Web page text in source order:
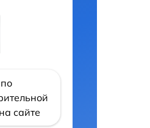
сайте